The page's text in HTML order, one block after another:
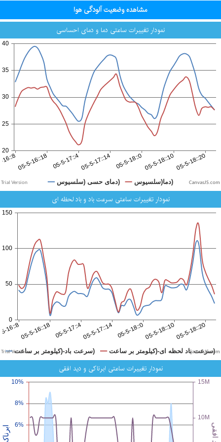
مشاهده وضعیت آلودگی هوا
نمودار تغییرات ساعتی دما و دمای احساسی
CanvasJS.com
نمودار تغییرات ساعتی سرعت باد و باد لحظه ای
CanvasJS.com
نمودار تغییرات ساعتی ابرناکی و دید افقی